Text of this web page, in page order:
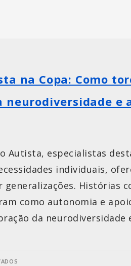
na Copa: Como
neurodiversidade e
Autista, especialistas
individuais,
generalizações. Histórias
como autonomia e
da neurodiversidade